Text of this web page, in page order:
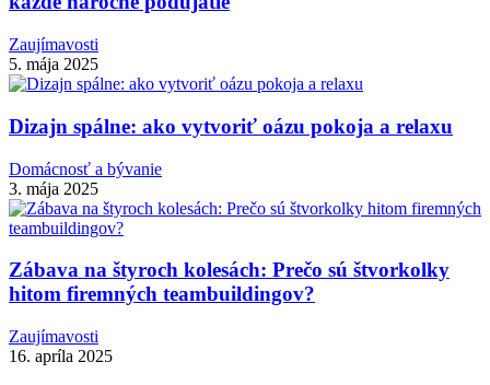
Zaujímavosti
5. mája 2025
Dizajn spálne: ako vytvoriť oázu pokoja a relaxu
Domácnosť a bývanie
3. mája 2025
Zábava na štyroch kolesách: Prečo sú štvorkolky
hitom firemných teambuildingov?
Zaujímavosti
16. apríla 2025